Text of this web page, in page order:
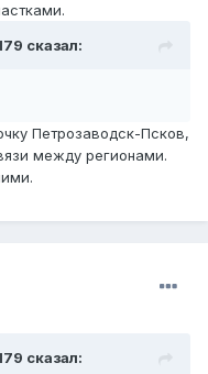
сказал:
Петрозаводск-Псков,
между регионами.
сказал: